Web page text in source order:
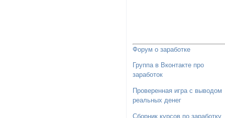
Форум о заработке
Группа в Вконтакте про
заработок
Проверенная игра с выводом
реальных денег
Сборник курсов по заработку